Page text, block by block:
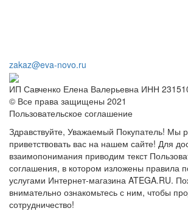
zakaz@eva-novo.ru
ИП Савченко Елена Валерьевна ИНН
© Все права защищены 2021
Пользовательское соглашение
Здравствуйте, Уважаемый Покупатель! Мы
приветствовать вас на нашем сайте! Для
взаимопонимания приводим текст
соглашения, в котором изложены правила
услугами Интернет-магазина ATEGA.RU.
внимательно ознакомьтесь с ним, чтобы
сотрудничество!